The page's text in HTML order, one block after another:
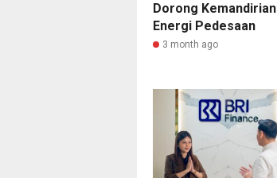
Dorong Kemandirian
Energi Pedesaan
3 month ago